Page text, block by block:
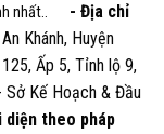
nhất..
- Địa chỉ
Khánh, Huyện
Ấp 5, Tỉnh lộ 9,
Kế Hoạch & Đầu
diện theo pháp